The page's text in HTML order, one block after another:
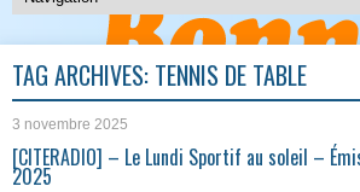
TAG ARCHIVES: TENNIS DE TABLE
3 novembre 2025
[CITERADIO] – Le Lundi Sportif au soleil –
2025